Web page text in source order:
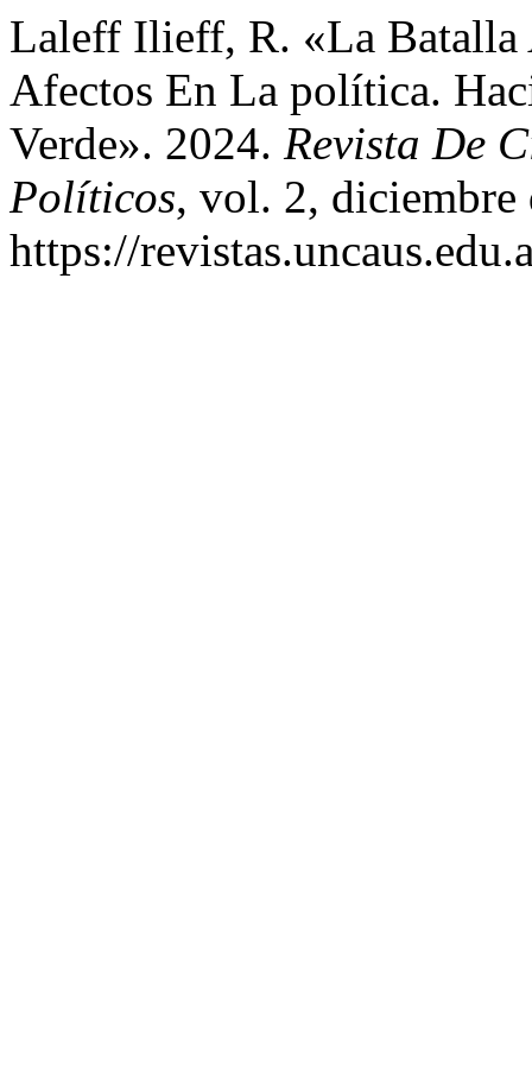
Laleff Ilieff, R. «La Batalla
Afectos En La política.
Verde». 2024. Revista De
Políticos, vol. 2, diciembre
https://